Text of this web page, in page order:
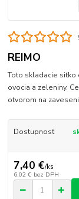
REIMO
Toto skladacie sitko
ovocia a zeleniny.
otvorom na
Dostupnosť
7,40 €/ks
6,02 € bez DPH